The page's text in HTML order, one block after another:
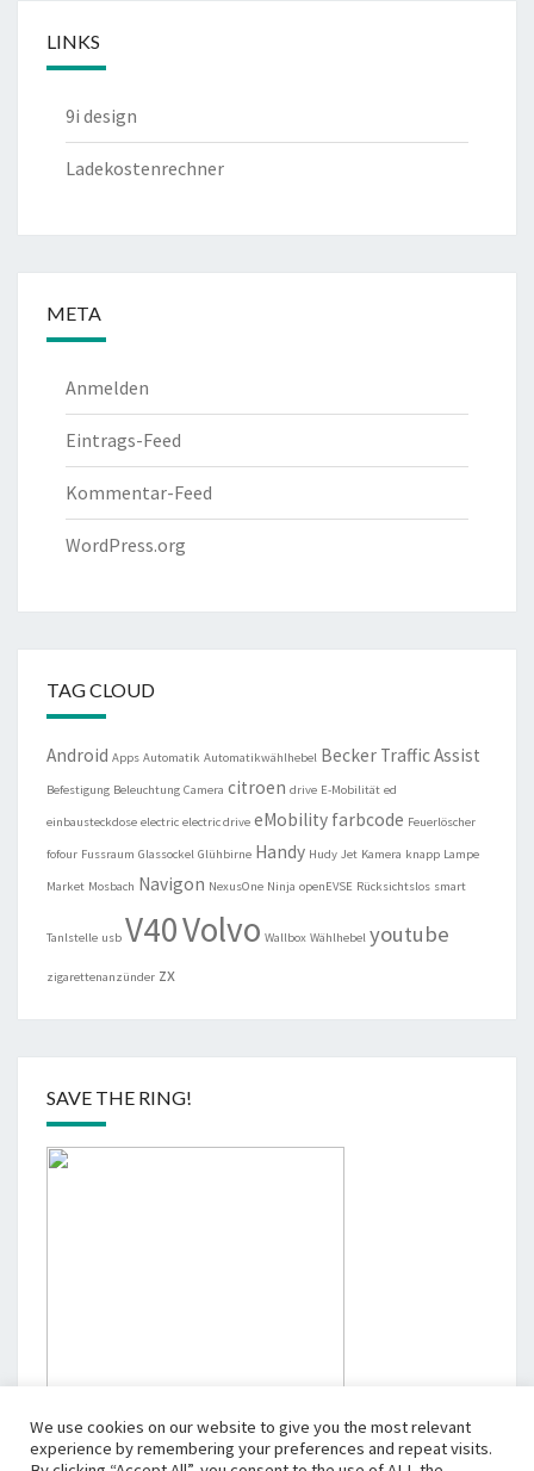
LINKS
9i design
Ladekostenrechner
META
Anmelden
Eintrags-Feed
Kommentar-Feed
WordPress.org
TAG CLOUD
Android Apps Automatik Automatikwählhebel Becker Traffic Assist
Befestigung Beleuchtung Camera citroen drive E-Mobilität ed
einbausteckdose electric electric drive eMobility farbcode Feuerlöscher
fofour Fussraum Glassockel Glühbirne Handy Hudy Jet Kamera knapp Lampe
Market Mosbach Navigon NexusOne Ninja openEVSE Rücksichtslos smart
Tanlstelle usb V40Volvo Wallbox Wählhebel youtube
zigarettenanzünder zx
SAVE THE RING!
We use cookies on our website to give you the most relevant
experience by remembering your preferences and repeat visits.